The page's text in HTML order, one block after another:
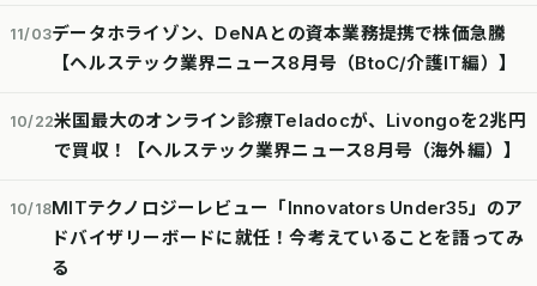
11/03データホライゾン、DeNAとの資本業務提携で株価急騰
【ヘルステック業界ニュース8月号（BtoC/介護IT編）】
10/22米国最大のオンライン診療Teladocが、Livongoを2兆円
で買収！【ヘルステック業界ニュース8月号（海外編）】
10/18MITテクノロジーレビュー「Innovators Under35」のア
ドバイザリーボードに就任！今考えていることを語ってみ
る